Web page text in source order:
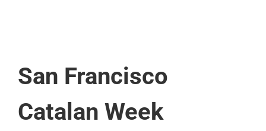
San Francisco
Catalan Week